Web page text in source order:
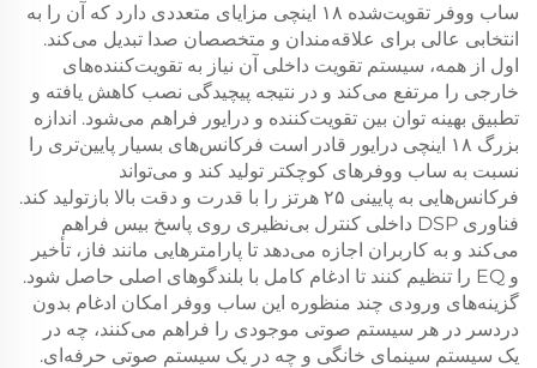
ساب ووفر تقویت‌شده ۱۸ اینچی مزایای متعددی دارد که آن را به
انتخابی عالی برای علاقه‌مندان و متخصصان صدا تبدیل می‌کند.
اول از همه، سیستم تقویت داخلی آن نیاز به تقویت‌کننده‌های
خارجی را مرتفع می‌کند و در نتیجه پیچیدگی نصب کاهش یافته و
تطبیق بهینه توان بین تقویت‌کننده و درایور فراهم می‌شود. اندازه
بزرگ ۱۸ اینچی درایور قادر است فرکانس‌های بسیار پایین‌تری را
نسبت به ساب ووفرهای کوچکتر تولید کند و می‌تواند
فرکانس‌هایی به پایینی ۲۵ هرتز را با قدرت و دقت بالا بازتولید کند.
فناوری DSP داخلی کنترل بی‌نظیری روی پاسخ بیس فراهم
می‌کند و به کاربران اجازه می‌دهد تا پارامترهایی مانند فاز، تأخیر
و EQ را تنظیم کنند تا ادغام کامل با بلندگوهای اصلی حاصل شود.
گزینه‌های ورودی چند منظوره این ساب ووفر امکان ادغام بدون
دردسر در هر سیستم صوتی موجودی را فراهم می‌کنند، چه در
یک سیستم سینمای خانگی و چه در یک سیستم صوتی حرفه‌ای.